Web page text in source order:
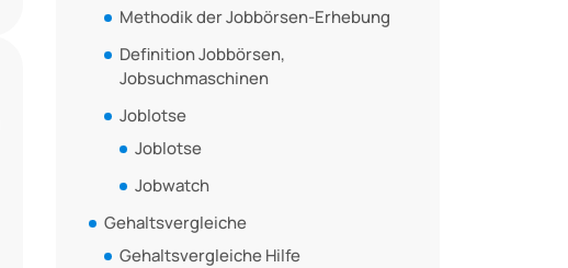
Methodik der Jobbörsen-Erhebung
Definition Jobbörsen,
Jobsuchmaschinen
Joblotse
Joblotse
Jobwatch
Gehaltsvergleiche
Gehaltsvergleiche Hilfe